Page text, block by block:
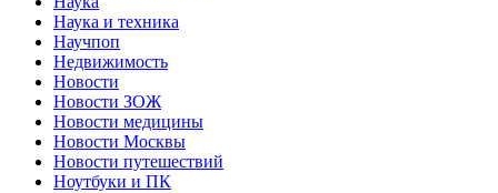
Наука и техника
Научпоп
Недвижимость
Новости
Новости ЗОЖ
Новости медицины
Новости Москвы
Новости путешествий
Ноутбуки и ПК